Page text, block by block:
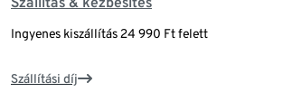
Ingyenes kiszállítás 24 990 Ft felett
Szállítási díj